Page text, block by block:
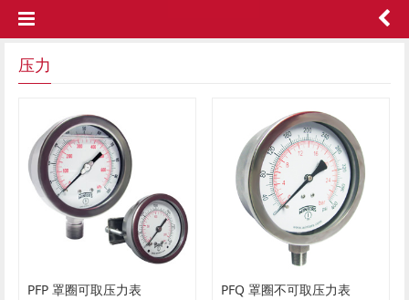
压力
PFP 罩圈可取压力表 PFQ 罩圈不可取压力表